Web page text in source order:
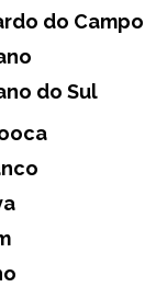
do Campo
do Sul